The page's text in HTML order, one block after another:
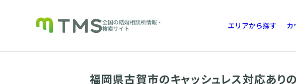
全国の結婚相談所情報・
検索サイト
エリアから探す カ
福岡県古賀市のキャッシュレス対応あり